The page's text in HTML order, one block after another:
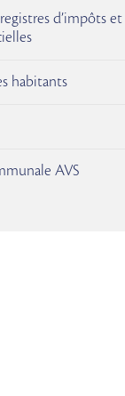
d’impôts et
habitants
AVS